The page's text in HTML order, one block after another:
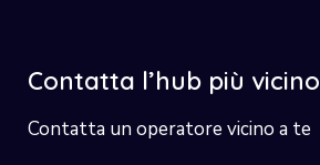
Contatta l’hub più vicino
Contatta un operatore vicino a te